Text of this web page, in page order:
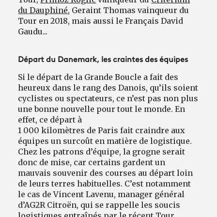
du Dauphiné, Geraint Thomas vainqueur du
Tour en 2018, mais aussi le Français David
Gaudu...
Départ du Danemark, les craintes des équipes
Si le départ de la Grande Boucle a fait des
heureux dans le rang des Danois, qu’ils soient
cyclistes ou spectateurs, ce n’est pas non plus
une bonne nouvelle pour tout le monde. En
effet, ce départ à
1 000 kilomètres de Paris fait craindre aux
équipes un surcoût en matière de logistique.
Chez les patrons d’équipe, la grogne serait
donc de mise, car certains gardent un
mauvais souvenir des courses au départ loin
de leurs terres habituelles. C’est notamment
le cas de Vincent Lavenu, manager général
d’AG2R Citroën, qui se rappelle les soucis